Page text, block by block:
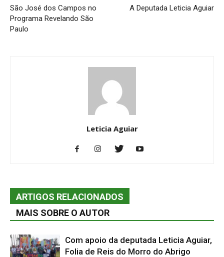
São José dos Campos no
Programa Revelando São
Paulo
A Deputada Leticia Aguiar
Leticia Aguiar
ARTIGOS RELACIONADOS
MAIS SOBRE O AUTOR
Com apoio da deputada Leticia Aguiar,
Folia de Reis do Morro do Abrigo